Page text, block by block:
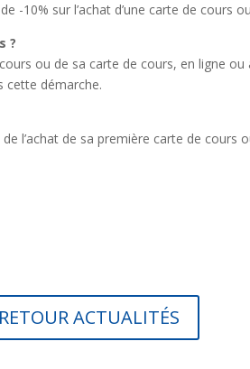
10% sur l’achat d’une carte de cours
?
ou de sa carte de cours, en ligne ou
cette démarche.
l’achat de sa première carte de cours
RETOUR ACTUALITÉS